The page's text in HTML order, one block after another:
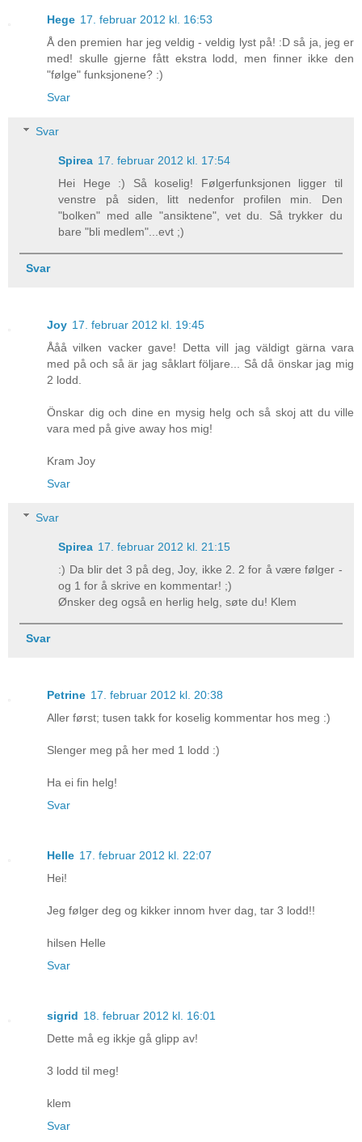
Hege 17. februar 2012 kl. 16:53
Å den premien har jeg veldig - veldig lyst på! :D så ja, jeg er
med! skulle gjerne fått ekstra lodd, men finner ikke den
"følge" funksjonene? :)
Svar
Svar
Spirea 17. februar 2012 kl. 17:54
Hei Hege :) Så koselig! Følgerfunksjonen ligger til
venstre på siden, litt nedenfor profilen min. Den
"bolken" med alle "ansiktene", vet du. Så trykker du
bare "bli medlem"...evt ;)
Svar
Joy 17. februar 2012 kl. 19:45
Ååå vilken vacker gave! Detta vill jag väldigt gärna vara
med på och så är jag såklart följare... Så då önskar jag mig
2 lodd.
Önskar dig och dine en mysig helg och så skoj att du ville
vara med på give away hos mig!
Kram Joy
Svar
Svar
Spirea 17. februar 2012 kl. 21:15
:) Da blir det 3 på deg, Joy, ikke 2. 2 for å være følger -
og 1 for å skrive en kommentar! ;)
Ønsker deg også en herlig helg, søte du! Klem
Svar
Petrine 17. februar 2012 kl. 20:38
Aller først; tusen takk for koselig kommentar hos meg :)
Slenger meg på her med 1 lodd :)
Ha ei fin helg!
Svar
Helle 17. februar 2012 kl. 22:07
Hei!
Jeg følger deg og kikker innom hver dag, tar 3 lodd!!
hilsen Helle
Svar
sigrid 18. februar 2012 kl. 16:01
Dette må eg ikkje gå glipp av!
3 lodd til meg!
klem
Svar